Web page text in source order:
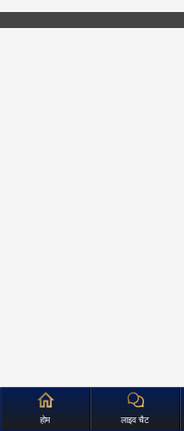
होम लाइव चैट